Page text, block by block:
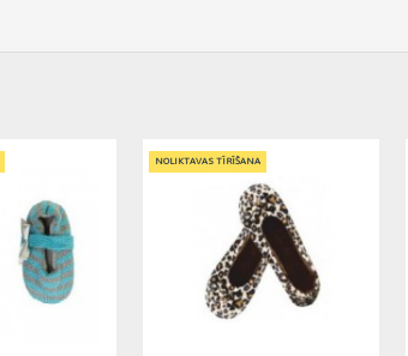
NOLIKTAVAS TĪRĪŠANA